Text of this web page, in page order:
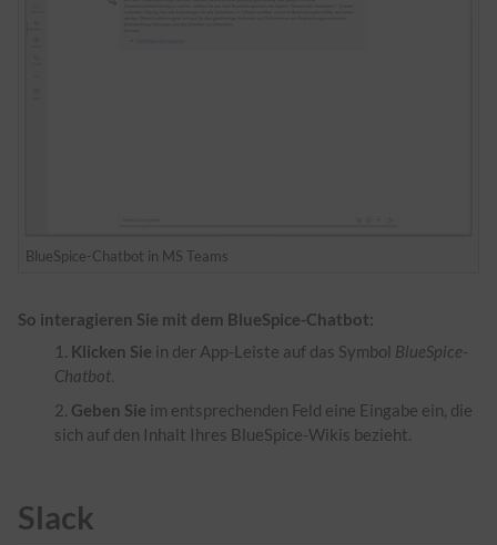
BlueSpice-Chatbot in MS Teams
So interagieren Sie mit dem BlueSpice-Chatbot:
Klicken Sie in der App-Leiste auf das Symbol BlueSpice-
Chatbot.
Geben Sie im entsprechenden Feld eine Eingabe ein, die
sich auf den Inhalt Ihres BlueSpice-Wikis bezieht.
Slack